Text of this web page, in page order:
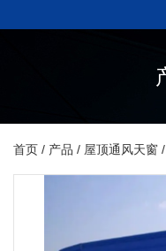
首页 / 产品 / 屋顶通风天窗 /